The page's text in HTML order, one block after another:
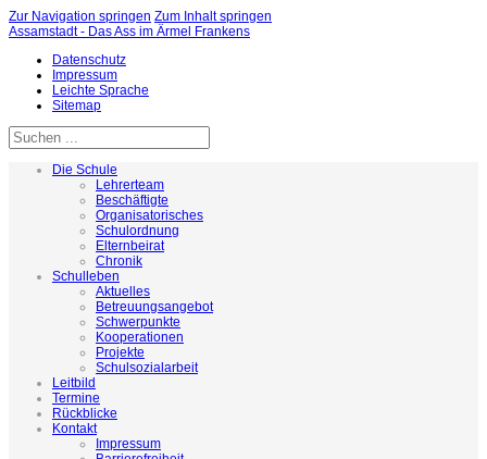
Zur Navigation springen Zum Inhalt springen
Assamstadt - Das Ass im Ärmel Frankens
Datenschutz
Impressum
Leichte Sprache
Sitemap
Die Schule
Lehrerteam
Beschäftigte
Organisatorisches
Schulordnung
Elternbeirat
Chronik
Schulleben
Aktuelles
Betreuungsangebot
Schwerpunkte
Kooperationen
Projekte
Schulsozialarbeit
Leitbild
Termine
Rückblicke
Kontakt
Impressum